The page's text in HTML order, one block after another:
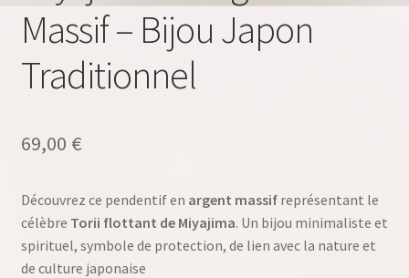
Massif – Bijou Japon
Traditionnel
69,00 €
Découvrez ce pendentif en argent massifreprésentant le
célèbre Torii flottant de Miyajima. Un bijou minimaliste et
spirituel, symbole de protection, de lien avec la nature et
de culture japonaise